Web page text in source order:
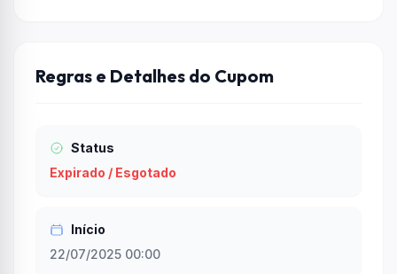
Regras e Detalhes do Cupom
Status
Expirado / Esgotado
Início
22/07/2025 00:00